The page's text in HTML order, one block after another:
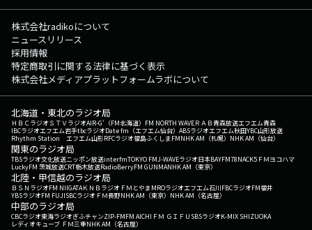
株式会社radikoについて
ニュースリリース
採用情報
特定商取引に関する法律に基づく表示
株式会社メディアプラットフォームラボについて
北海道・東北のラジオ局
ＨＢＣラジオＳＴＶラジオAIR-G'（FM北海道） FM NORTH WAVEＲＡＢ青森放送エフエム青森
IBCラジオエフエム岩手tbcラジオDate fm（エフエム仙台） ABSラジオエフエム秋田YBC山形放送
Rhythm Station エフエム山形RFCラジオ福島ふくしまFMNHK AM（札幌） NHK AM（仙台）
関東のラジオ局
TBSラジオ文化放送ニッポン放送interfmTOKYO FMJ-WAVEラジオ日本BAYFM78NACK5 ＦＭヨコハマ
LuckyFM 茨城放送CRT栃木放送RadioBerryFM GUNMANHK AM（東京）
北陸・甲信越のラジオ局
ＢＳＮラジオFM NIIGATAＫＮＢラジオ ＦＭとやまMROラジオエフエム石川FBCラジオFM福井
YBSラジオFM FUJISBCラジオ ＦＭ長野NHK AM（東京） NHK AM（名古屋）
中部のラジオ局
CBCラジオ東海ラジオぎふチャンZIP-FMFM AICHI ＦＭ ＧＩＦＵ SBSラジオK-MIX SHIZUOKA
レディオキューブ ＦＭ三重NHK AM（名古屋）